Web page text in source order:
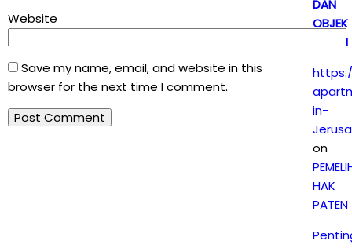
Website
Save my name, email, and website in this
browser for the next time I comment.
DAN
OBJEK
PATEN
in-
on
HAK
PATEN